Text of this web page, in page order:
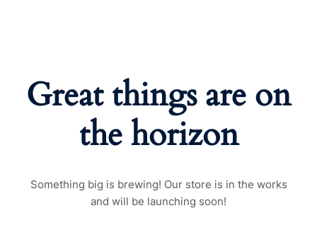
Great things are on
the horizon
Something big is brewing! Our store is in the works
and will be launching soon!